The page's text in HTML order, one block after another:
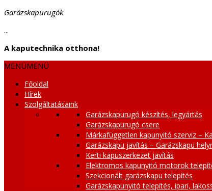
Garázskapurugók
...
A kaputechnika otthona!
MENÜMENÜ
Főoldal
Hírek
Szolgáltatásaink
Garázskapurugó készítés, legyártás
Garázskapurugó csere
Márkafüggetlen kapunyitó szerviz –
Garázskapu javítás – Garázskapu
Kerti kapuszerkezet javítás
Elektromos kapunyitó motorok
Szekcionált garázskapu telepítés
Garázskapunyitó telepítés, ipari,